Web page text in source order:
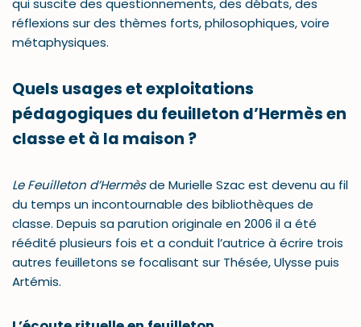
réflexions sur des thèmes forts, philosophiques, voire
métaphysiques.
Quels usages et exploitations
pédagogiques du feuilleton d’Hermès en
classe et à la maison ?
Le Feuilleton d’Hermèsde Murielle Szac est devenu au fil
du temps un incontournable des bibliothèques de
classe. Depuis sa parution originale en 2006 il a été
réédité plusieurs fois et a conduit l’autrice à écrire trois
autres feuilletons se focalisant sur Thésée, Ulysse puis
Artémis.